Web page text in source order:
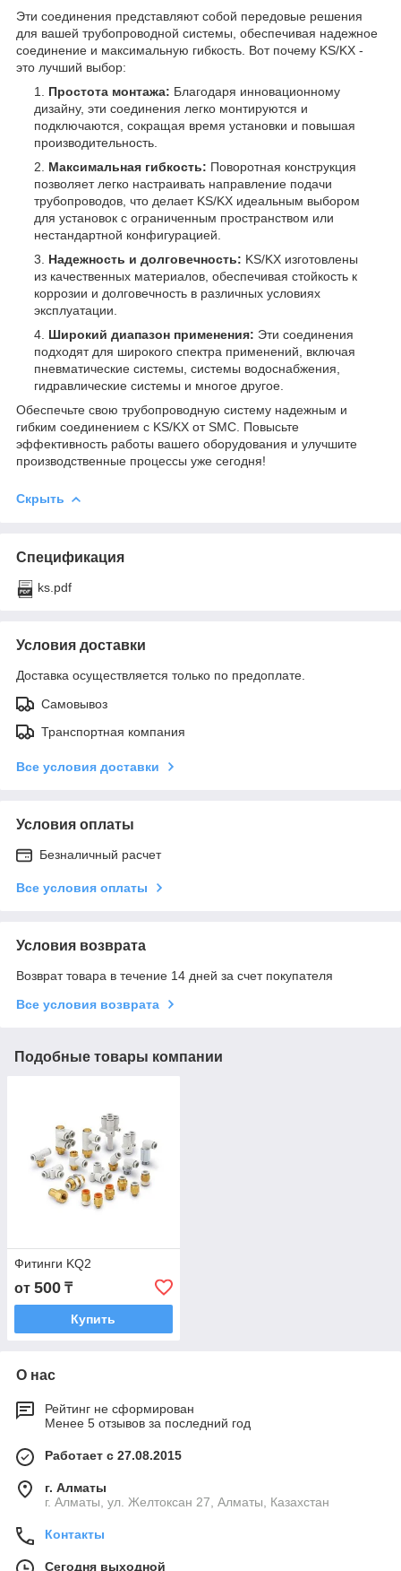
Эти соединения представляют собой передовые решения
для вашей трубопроводной системы, обеспечивая надежное
соединение и максимальную гибкость. Вот почему KS/KX -
это лучший выбор:
Простота монтажа: Благодаря инновационному
дизайну, эти соединения легко монтируются и
подключаются, сокращая время установки и повышая
производительность.
Максимальная гибкость: Поворотная конструкция
позволяет легко настраивать направление подачи
трубопроводов, что делает KS/KX идеальным выбором
для установок с ограниченным пространством или
нестандартной конфигурацией.
Надежность и долговечность: KS/KX изготовлены
из качественных материалов, обеспечивая стойкость к
коррозии и долговечность в различных условиях
эксплуатации.
Широкий диапазон применения: Эти соединения
подходят для широкого спектра применений, включая
пневматические системы, системы водоснабжения,
гидравлические системы и многое другое.
Обеспечьте свою трубопроводную систему надежным и
гибким соединением с KS/KX от SMC. Повысьте
эффективность работы вашего оборудования и улучшите
производственные процессы уже сегодня!
Скрыть
Спецификация
ks.pdf
Условия доставки
Доставка осуществляется только по предоплате.
Самовывоз
Транспортная компания
Все условия доставки
Условия оплаты
Безналичный расчет
Все условия оплаты
Условия возврата
Возврат товара в течение 14 дней за счет покупателя
Все условия возврата
Подобные товары компании
Фитинги KQ2
от 500 ₸
Купить
О нас
Рейтинг не сформирован
Менее 5 отзывов за последний год
Работает с 27.08.2015
г. Алматы
г. Алматы, ул. Желтоксан 27, Алматы, Казахстан
Контакты
Сегодня выходной